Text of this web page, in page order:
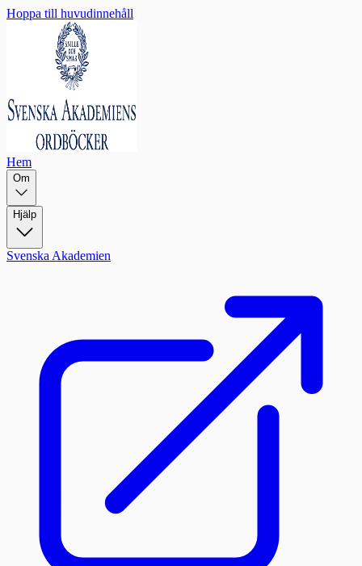
Hoppa till huvudinnehåll
Hem
Om
Hjälp
Svenska Akademien